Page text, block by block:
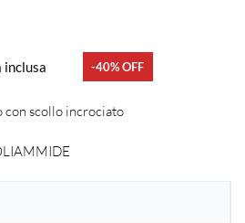
inclusa -40% OFF
con scollo incrociato